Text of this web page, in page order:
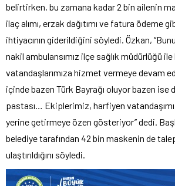
belirtirken, bu zamana kadar 2 bin ailenin
ilaç alımı, erzak dağıtımı ve fatura ödeme
ihtiyacının giderildiğini söyledi. Özkan,
nakil ambulansımız ilçe sağlık müdürlüğü
vatandaşlarımıza hizmet vermeye devam
içinde bazen Türk Bayrağı oluyor bazen ise
pastası… Ekiplerimiz, harfiyen
yerine getirmeye özen gösteriyor’’ dedi.
belediye tarafından 42 bin maskenin de
ulaştırıldığını söyledi.